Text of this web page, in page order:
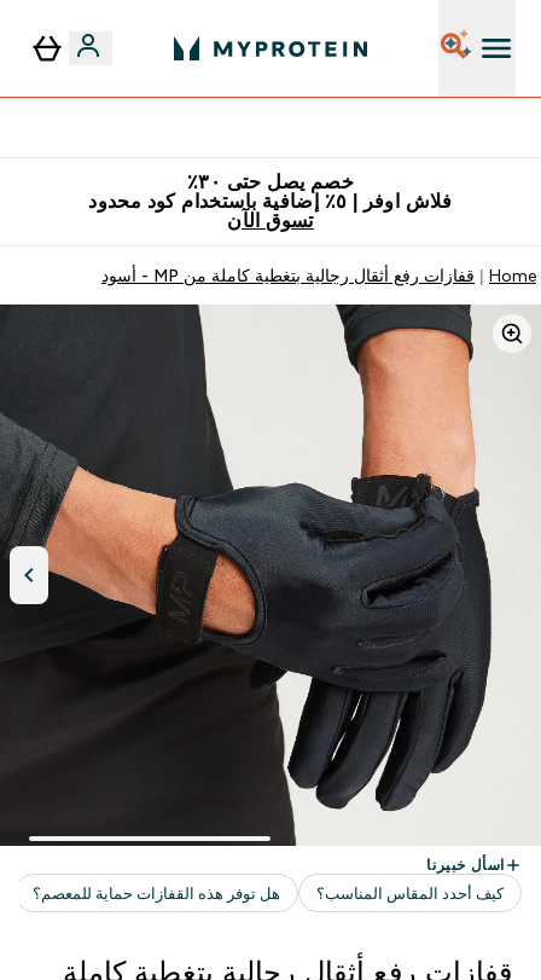
خصم يصل حتى ٣٠٪
فلاش اوفر | ٥٪ إضافية باستخدام كود محدود
تسوق الآن
Home قفازات رفع أثقال رجالية بتغطية كاملة من MP - أسود
قفازات رفع أثقال رجالية بتغطية كاملة